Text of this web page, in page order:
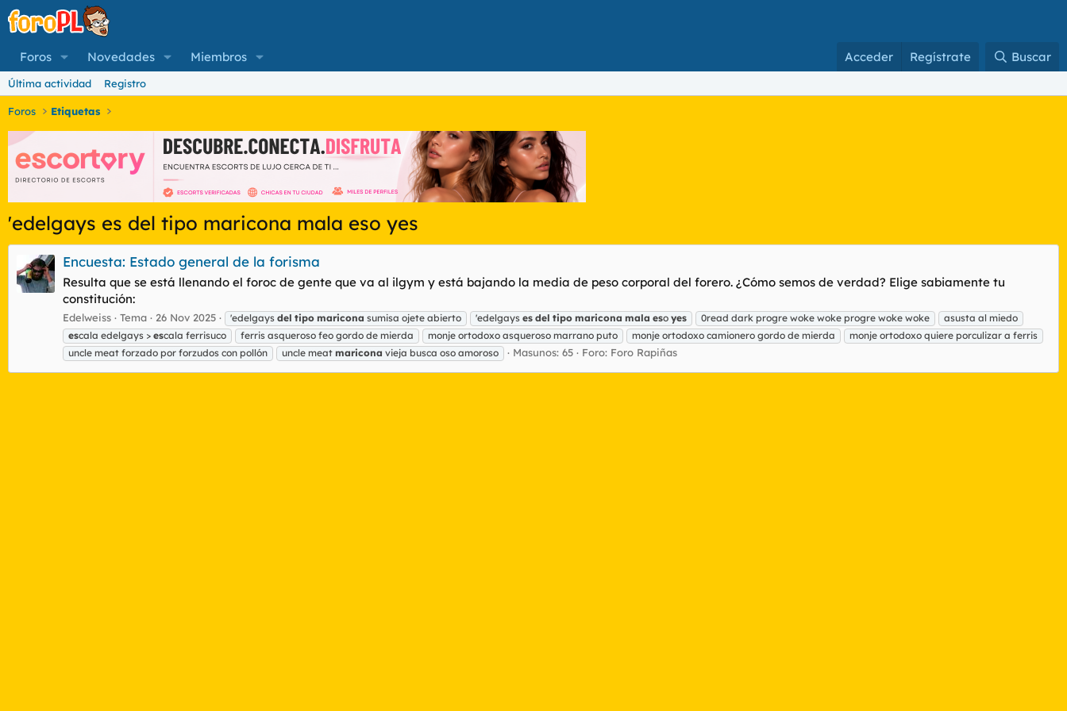
Foros Novedades Miembros Acceder Regístrate Buscar
Última actividad Registro
Foros Etiquetas
'edelgays es del tipo maricona mala eso yes
Encuesta: Estado general de la forisma
Resulta que se está llenando el foroc de gente que va al ilgym y está bajando la media de peso corporal del forero. ¿Cómo semos de verdad? Elige sabiamente tu
constitución:
Edelweiss Tema 26 Nov 2025 'edelgays del tipo maricona sumisa ojete abierto 'edelgays es del tipo maricona mala eso yes 0read dark progre woke woke progre woke woke
asusta al miedo
escala edelgays > escala ferrisuco ferris asqueroso feo gordo de mierda monje ortodoxo asqueroso marrano puto monje ortodoxo camionero gordo de mierda
monje ortodoxo quiere porculizar a ferris
uncle meat forzado por forzudos con pollón
uncle meat maricona vieja busca oso amoroso Masunos: 65 Foro: Foro Rapiñas